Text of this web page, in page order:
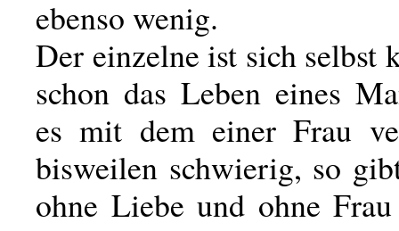
ebenso wenig.
Der einzelne ist sich selbst
schon das Leben eines
es mit dem einer Frau
bisweilen schwierig, so
ohne Liebe und ohne